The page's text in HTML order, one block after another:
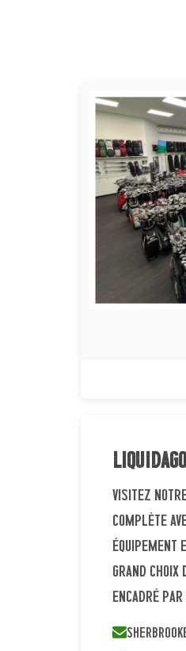
Visitez
complète
grand choix
encadré